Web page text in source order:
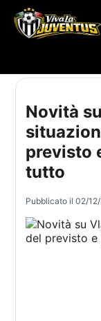
Novità
previsto
tutto
Pubblicato il02/